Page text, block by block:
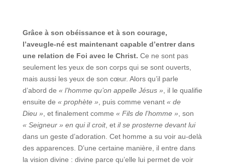
Grâce à son obéissance et à son courage,
l’aveugle-né est maintenant capable d’entrer dans
une relation de Foi avec le Christ. Ce ne sont pas
seulement les yeux de son corps qui se sont ouverts,
mais aussi les yeux de son cœur. Alors qu’il parle
d’abord de « l’homme qu’on appelle Jésus » , il le qualifie
ensuite de « prophète » , puis comme venant « de
Dieu » , et finalement comme « Fils de l’homme » , son
« Seigneur » en qui il croit, et il se prosterne devant lui
dans un geste d’adoration. Cet homme a su voir au-delà
des apparences. D’une certaine manière, il entre dans
la vision divine : divine parce qu’elle lui permet de voir